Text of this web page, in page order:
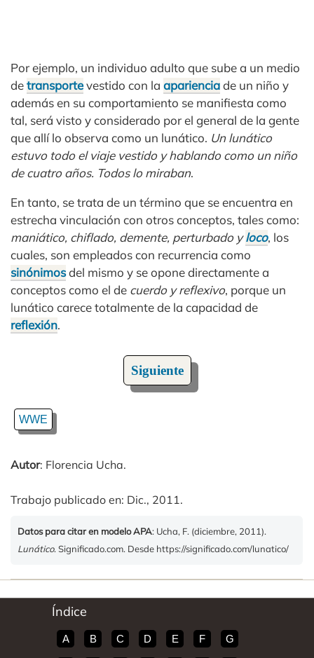
Por ejemplo, un individuo adulto que sube a un medio
detransportevestido con la aparienciade un niño y
además en su comportamiento se manifiesta como
tal, será visto y considerado por el general de la gente
que allí lo observa como un lunático. Un lunático
estuvo todo el viaje vestido y hablando como un niño
de cuatro años. Todos lo miraban.
En tanto, se trata de un término que se encuentra en
estrecha vinculación con otros conceptos, tales como:
maniático, chiflado, demente, perturbado yloco, los
cuales, son empleados con recurrencia como
sinónimosdel mismo y se opone directamente a
conceptos como el de cuerdo y reflexivo, porque un
lunático carece totalmente de la capacidad de
reflexión.
Siguiente
WWE
Autor: Florencia Ucha.
Trabajo publicado en: Dic., 2011.
Datos para citar en modelo APA: Ucha, F. (diciembre, 2011).
Lunático. Significado.com. Desde https://significado.com/lunatico/
Índice
A B C D E F G